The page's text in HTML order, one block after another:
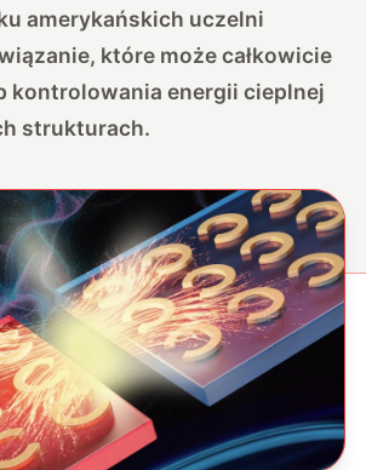
amerykańskich uczelni
które może całkowicie
kontrolowania energii cieplnej
strukturach.